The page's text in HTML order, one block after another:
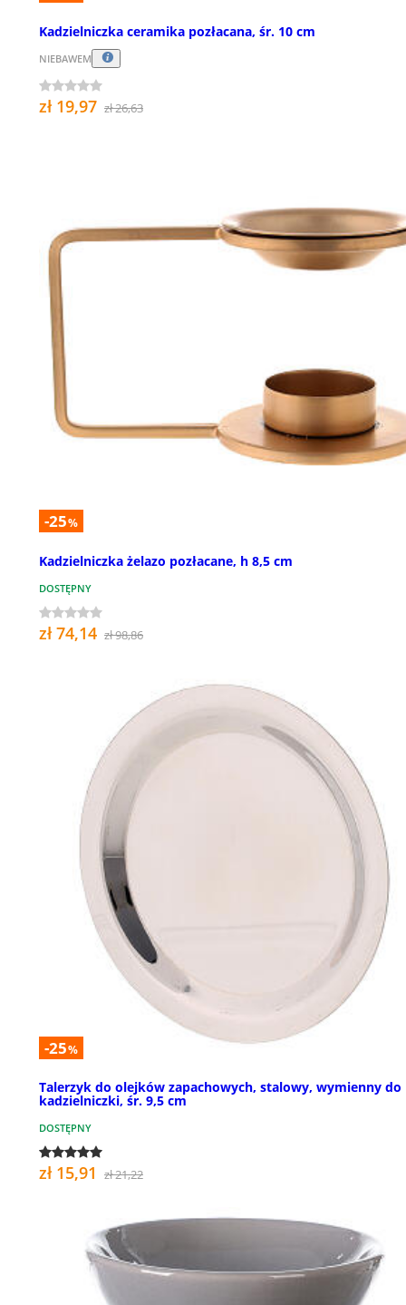
Kadzielniczka ceramika pozłacana, śr. 10 cm
NIEBAWEM
zł 19,97 zł 26,63
-25%
Kadzielniczka żelazo pozłacane, h 8,5 cm
DOSTĘPNY
zł 74,14 zł 98,86
-25%
Talerzyk do olejków zapachowych, stalowy, wymienny do
kadzielniczki, śr. 9,5 cm
DOSTĘPNY
zł 15,91 zł 21,22